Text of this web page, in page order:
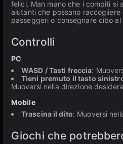
felici. Man mano che i compiti si
aiutanti che possano raccogliere
passeggeri o consegnare cibo
Controlli
PC
WASD / Tasti freccia:
Tieni premuto il tasto
Muoversi nella direzione
Mobile
Trascina il dito: Muoversi
Giochi che